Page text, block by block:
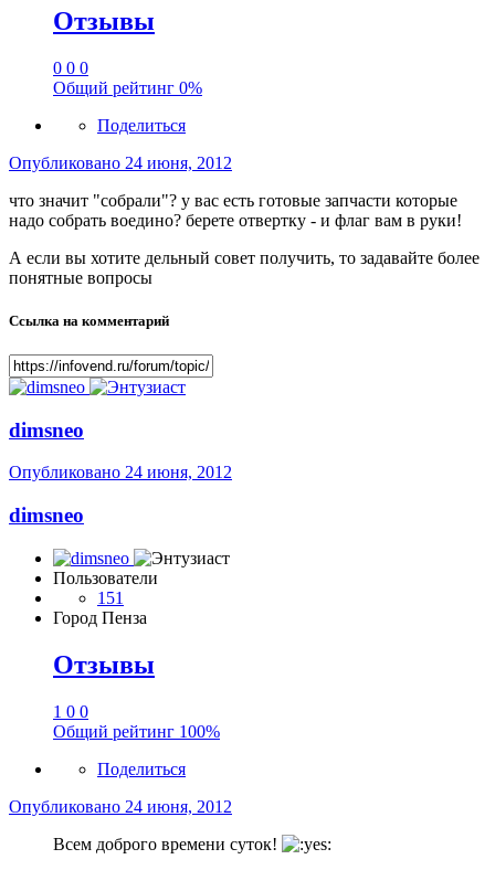
Отзывы
0 0 0
Общий рейтинг 0%
Поделиться
Опубликовано 24 июня, 2012
что значит "собрали"? у вас есть готовые запчасти которые
надо собрать воедино? берете отвертку - и флаг вам в руки!
А если вы хотите дельный совет получить, то задавайте более
понятные вопросы
Ссылка на комментарий
dimsneo
Опубликовано 24 июня, 2012
dimsneo
Пользователи
151
Город Пенза
Отзывы
1 0 0
Общий рейтинг 100%
Поделиться
Опубликовано 24 июня, 2012
Всем доброго времени суток!